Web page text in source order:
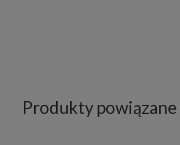
Produkty powiązane